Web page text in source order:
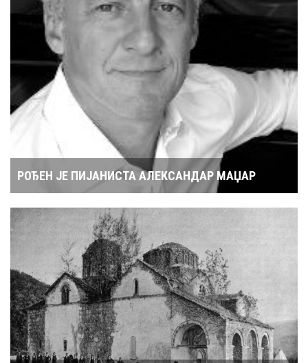
РОЂЕН ЈЕ ПИЈАНИСТА АЛЕКСАНДАР МАЏАР